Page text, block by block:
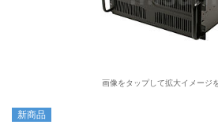
画像をタップして拡大イメージ
新商品